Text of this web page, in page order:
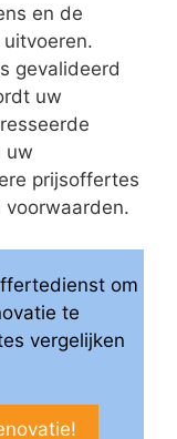
en de
gevalideerd
uw
uw
prijsoffertes
voorwaarden.
om
te
vergelijken